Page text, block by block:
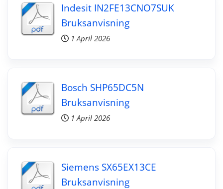
Indesit IN2FE13CNO7SUK
Bruksanvisning
1 April 2026
Bosch SHP65DC5N
Bruksanvisning
1 April 2026
Siemens SX65EX13CE
Bruksanvisning